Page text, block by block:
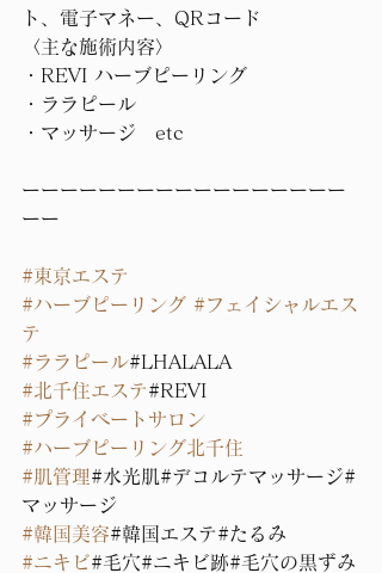
ト、電子マネー、QRコード
〈主な施術内容〉
・REVI ハーブピーリング
・ララピール
・マッサージ　etc
ーーーーーーーーーーーーーーーーー
ーー
#東京エステ
#ハーブピーリング #フェイシャルエス
テ
#ララピール#LHALALA
#北千住エステ#REVI
#プライベートサロン
#ハーブピーリング北千住
#肌管理#水光肌#デコルテマッサージ#
マッサージ
#韓国美容#韓国エステ#たるみ
#ニキビ#毛穴#ニキビ跡#毛穴の黒ずみ